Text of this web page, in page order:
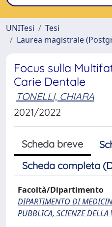
UNITesi
Tesi
Laurea magistrale
Focus sulla
Carie Dentale
TONELLI, CHIARA
2021/2022
Scheda breve
Scheda completa
Facoltà/Dipartimento
DIPARTIMENTO DI
PUBBLICA, SCIENZE DELLA